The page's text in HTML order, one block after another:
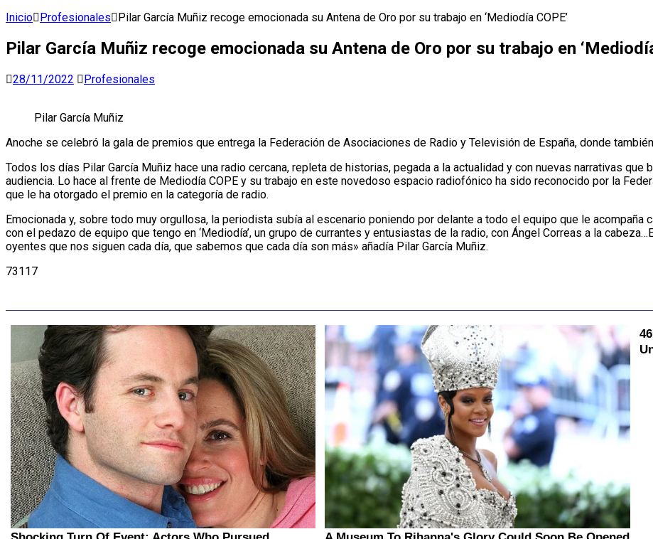
Inicio Profesionales Pilar García Muñiz recoge emocionada su Antena de Oro por su trabajo en ‘Mediodía COPE’
Pilar García Muñiz recoge emocionada su Antena de Oro por su trabajo en ‘Mediodía
28/11/2022 Profesionales
Pilar García Muñiz
Anoche se celebró la gala de premios que entrega la Federación de Asociaciones de Radio y Televisión de España, donde
Todos los días Pilar García Muñiz hace una radio cercana, repleta de historias, pegada a la actualidad y con nuevas narrativas
audiencia. Lo hace al frente de Mediodía COPE y su trabajo en este novedoso espacio radiofónico ha sido reconocido por la
que le ha otorgado el premio en la categoría de radio.
Emocionada y, sobre todo muy orgullosa, la periodista subía al escenario poniendo por delante a todo el equipo que le acompaña
con el pedazo de equipo que tengo en ‘Mediodía’, un grupo de currantes y entusiastas de la radio, con Ángel Correas a la
oyentes que nos siguen cada día, que sabemos que cada día son más» añadía Pilar García Muñiz.
73117